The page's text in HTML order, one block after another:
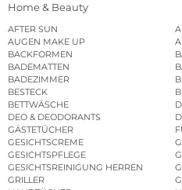
Home & Beauty
AFTER SUN
AUGEN MAKE UP
BACKFORMEN
BADEMATTEN
BADEZIMMER
BESTECK
BETTWÄSCHE
DEO & DEODORANTS
GÄSTETÜCHER
GESICHTSCREME
GESICHTSPFLEGE
GESICHTSREINIGUNG HERREN
GRILLER